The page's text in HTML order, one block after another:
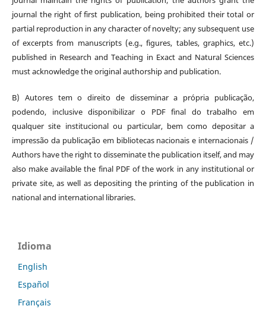
journal the right of first publication, being prohibited their total or
partial reproduction in any character of novelty; any subsequent use
of excerpts from manuscripts (e.g., figures, tables, graphics, etc.)
published in Research and Teaching in Exact and Natural Sciences
must acknowledge the original authorship and publication.
B) Autores tem o direito de disseminar a própria publicação,
podendo, inclusive disponibilizar o PDF final do trabalho em
qualquer site institucional ou particular, bem como depositar a
impressão da publicação em bibliotecas nacionais e internacionais /
Authors have the right to disseminate the publication itself, and may
also make available the final PDF of the work in any institutional or
private site, as well as depositing the printing of the publication in
national and international libraries.
Idioma
English
Español
Français